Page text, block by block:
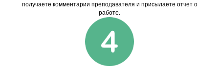
получаете комментарии преподавателя и присылаете отчет о
работе.